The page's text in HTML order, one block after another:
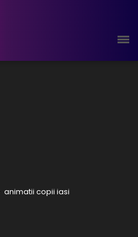
animatii copii iasi